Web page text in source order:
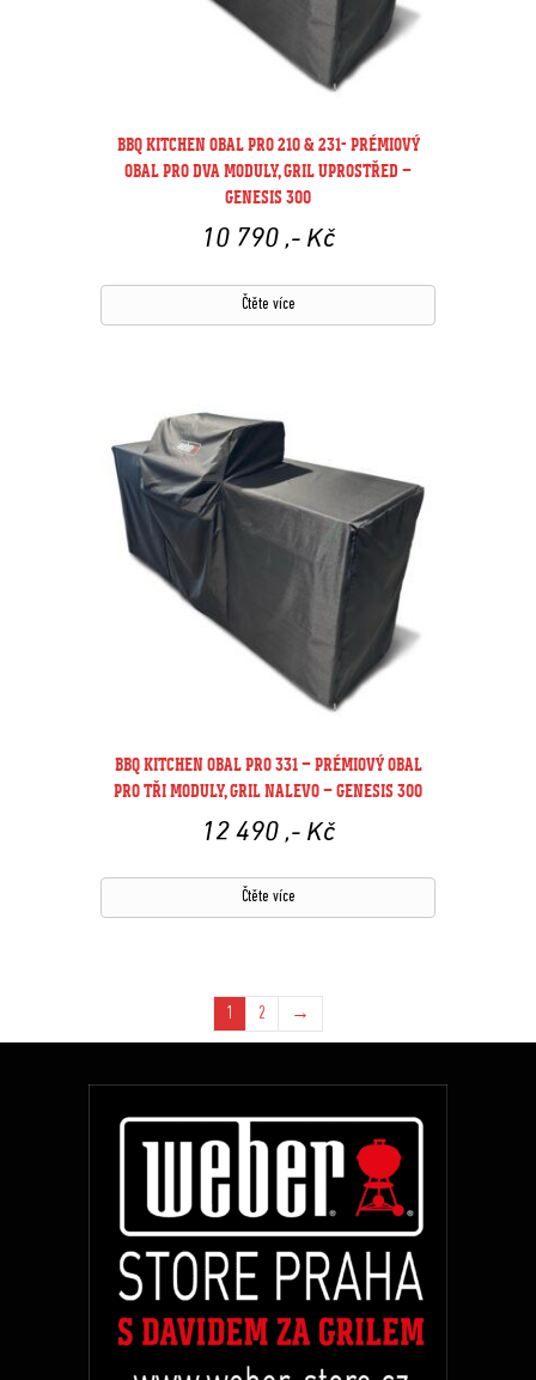
BBQ KITCHEN OBAL PRO 210 & 231- PRÉMIOVÝ
OBAL PRO DVA MODULY, GRIL UPROSTŘED –
GENESIS 300
10 790 ,- Kč
Čtěte více
BBQ KITCHEN OBAL PRO 331 – PRÉMIOVÝ OBAL
PRO TŘI MODULY, GRIL NALEVO – GENESIS 300
12 490 ,- Kč
Čtěte více
1 2 →